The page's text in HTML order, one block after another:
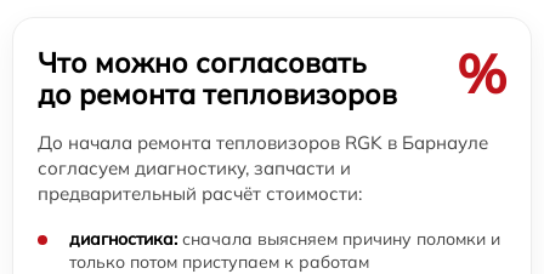
Что можно согласовать
до ремонта тепловизоров
%
До начала ремонта тепловизоров RGK в Барнауле
согласуем диагностику, запчасти и
предварительный расчёт стоимости:
диагностика: сначала выясняем причину поломки и
только потом приступаем к работам